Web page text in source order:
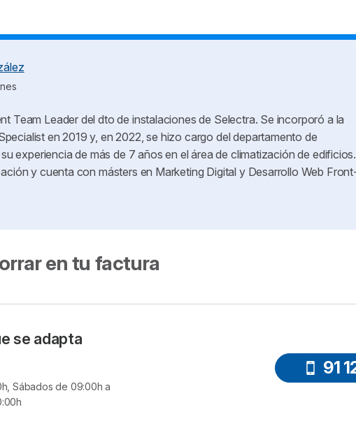
Team Leader del dto de instalaciones de Selectra. Se incorporó a la
en 2019 y, en 2022, se hizo cargo del departamento de
experiencia de más de 7 años en el área de climatización de
y cuenta con másters en Marketing Digital y Desarrollo Web
en tu factura
se adapta
Sábados de 09:00h a
91